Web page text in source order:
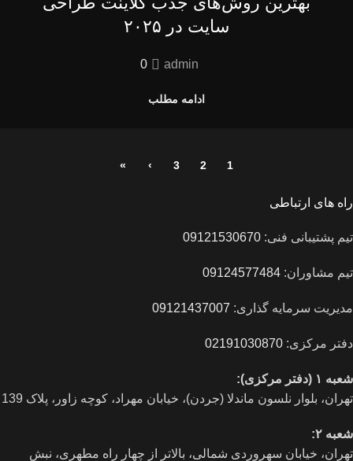
سایت در ۲۰۲۵
admin
0
ادامه مطلب
1
2
3
›
»
راه های ارتباطی
تیم پشتیبانی فنی: 09121530670
تیم مشاوران: 09124577484
مدیریت سرمایه گذاری: 09121437007
دفتر مرکزی: 02191030870
شعبه ۱ (دفتر مرکزی):
تهران، بلوار نلسون ماندلا (جردن)، خیابان مهراد، کوچه زاور، پلاک 139
شعبه ۲:
تهران، خيابان سهروردی شمالی، بالاتر از چهار راه مطهری، نبش